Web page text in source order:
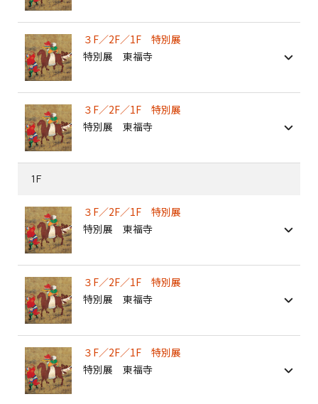
３F／2F／1F 特別展
特別展 東福寺
３F／2F／1F 特別展
特別展 東福寺
1F
３F／2F／1F 特別展
特別展 東福寺
３F／2F／1F 特別展
特別展 東福寺
３F／2F／1F 特別展
特別展 東福寺